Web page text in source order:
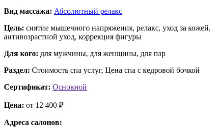
Вид массажа: Абсолютный релакс
Цель: снятие мышечного напряжения, релакс, уход за кожей,
антивозрастной уход, коррекция фигуры
Для кого: для мужчины, для женщины, для пар
Раздел: Стоимость спа услуг, Цена спа с кедровой бочкой
Сертификат: Основной
Цена: от 12 400 ₽
Адреса салонов: